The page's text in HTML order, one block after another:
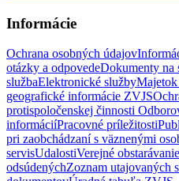
Informácie
Ochrana osobných údajov
otázky a odpovedeDokumenty na
službaElektronické službyMajetok
geografické informácie ZVJS
protispoločenskej činnosti
informáciíPracovné príležitosti
pri zaobchádzaní s väznenými
servisUdalostiVerejné obstarávanie
odsúdenýchZoznam utajovaných